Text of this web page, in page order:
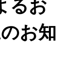
るお
お知